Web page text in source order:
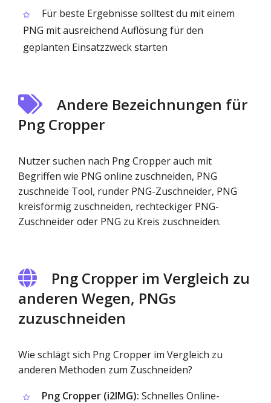
Für beste Ergebnisse solltest du mit einem
PNG mit ausreichend Auflösung für den
geplanten Einsatzzweck starten
Andere Bezeichnungen für
Png Cropper
Nutzer suchen nach Png Cropper auch mit
Begriffen wie PNG online zuschneiden, PNG
zuschneide Tool, runder PNG-Zuschneider, PNG
kreisförmig zuschneiden, rechteckiger PNG-
Zuschneider oder PNG zu Kreis zuschneiden.
Png Cropper im Vergleich zu
anderen Wegen, PNGs
zuzuschneiden
Wie schlägt sich Png Cropper im Vergleich zu
anderen Methoden zum Zuschneiden?
Png Cropper (i2IMG): Schnelles Online-